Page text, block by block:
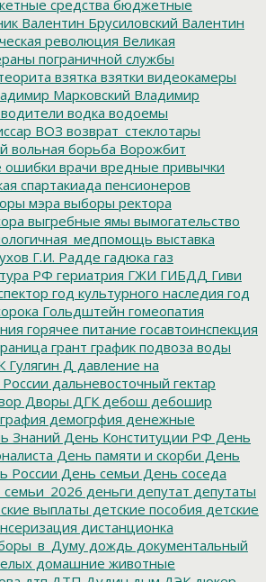
средства бюджетные
Валентин Брусиловский Валентин
революция Великая
пограничной службы
взятка взятки видеокамеры
Марковский Владимир
водители водка водоемы
ВОЗ возврат_стеклотары
вольная борьба Ворожбит
ошибки врачи вредные привычки
спартакиада пенсионеров
мэра выборы ректора
выгребные ямы вымогательство
выставка
Г.И. Радде гадюка газ
РФ гериатрия ГЖИ ГИБДД Гиви
год культурного наследия год
Гольдштейн гомеопатия
горячее питание госавтоинспекция
грант график подвоза воды
Гулягин Д давление на
дальневосточный гектар
Дворы ДГК дебош дебошир
демогрфия денежные
Знаний День Конституции РФ День
День памяти и скорби День
России День семьи День соседа
деньги депутат депутаты
выплаты детские пособия детские
дистанционка
дождь документальный
домашние животные